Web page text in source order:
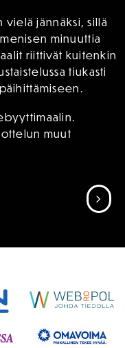
jännäksi, sillä
minuuttia
riittivät kuitenkin
tiukasti
muut